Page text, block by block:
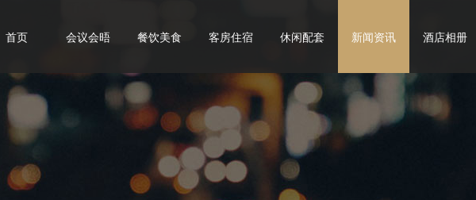
首页 会议会晤 餐饮美食 客房住宿 休闲配套 新闻资讯 酒店相册